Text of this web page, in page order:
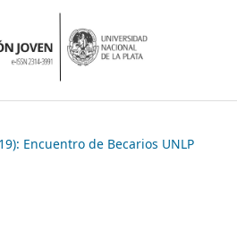
Encuentro de Becarios UNLP